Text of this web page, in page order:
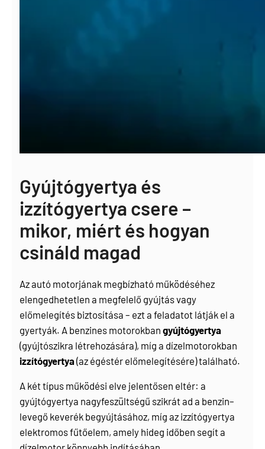
Gyújtógyertya és
izzítógyertya csere –
mikor, miért és hogyan
csináld magad
Az autó motorjának megbízható működéséhez
elengedhetetlen a megfelelő gyújtás vagy
előmelegítés biztosítása – ezt a feladatot látják el a
gyertyák. A benzines motorokbangyújtógyertya
(gyújtószikra létrehozására), míg a dízelmotorokban
izzítógyertya (az égéstér előmelegítésére) található.
A két típus működési elve jelentősen eltér: a
gyújtógyertya nagyfeszültségű szikrát ad a benzin–
levegő keverék begyújtásához, míg az izzítógyertya
elektromos fűtőelem, amely hideg időben segít a